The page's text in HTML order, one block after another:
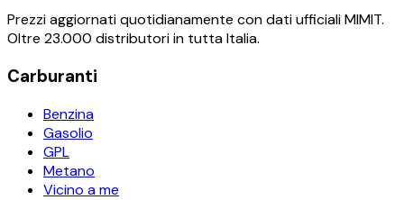
Prezzi aggiornati quotidianamente con dati ufficiali MIMIT.
Oltre 23.000 distributori in tutta Italia.
Carburanti
Benzina
Gasolio
GPL
Metano
Vicino a me